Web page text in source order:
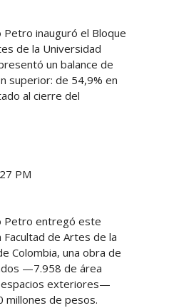
inauguró el Bloque
de la Universidad
un balance de
superior: de 54,9% en
al cierre del
PM
Petro entregó este
Facultad de Artes de la
Colombia, una obra de
—7.958 de área
exteriores—
millones de pesos.